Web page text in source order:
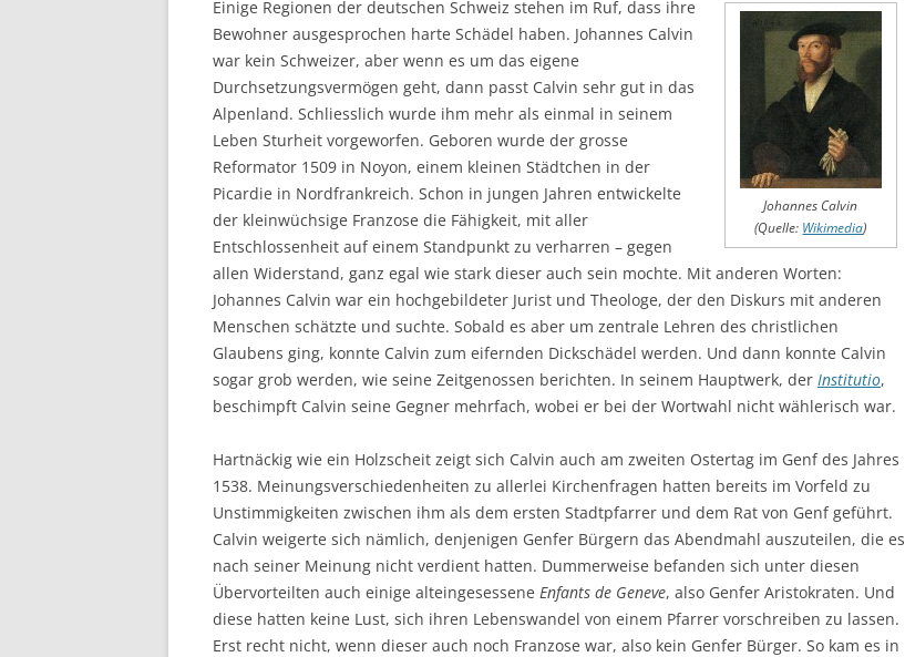
Johannes Calvin
(Quelle: Wikimedia)
Einige Regionen der deutschen Schweiz stehen im Ruf, dass ihre
Bewohner ausgesprochen harte Schädel haben. Johannes Calvin
war kein Schweizer, aber wenn es um das eigene
Durchsetzungsvermögen geht, dann passt Calvin sehr gut in das
Alpenland. Schliesslich wurde ihm mehr als einmal in seinem
Leben Sturheit vorgeworfen. Geboren wurde der grosse
Reformator 1509 in Noyon, einem kleinen Städtchen in der
Picardie in Nordfrankreich. Schon in jungen Jahren entwickelte
der kleinwüchsige Franzose die Fähigkeit, mit aller
Entschlossenheit auf einem Standpunkt zu verharren – gegen
allen Widerstand, ganz egal wie stark dieser auch sein mochte. Mit anderen Worten:
Johannes Calvin war ein hochgebildeter Jurist und Theologe, der den Diskurs mit anderen
Menschen schätzte und suchte. Sobald es aber um zentrale Lehren des christlichen
Glaubens ging, konnte Calvin zum eifernden Dickschädel werden. Und dann konnte Calvin
sogar grob werden, wie seine Zeitgenossen berichten. In seinem Hauptwerk, der Institutio,
beschimpft Calvin seine Gegner mehrfach, wobei er bei der Wortwahl nicht wählerisch war.
Hartnäckig wie ein Holzscheit zeigt sich Calvin auch am zweiten Ostertag im Genf des Jahres
1538. Meinungsverschiedenheiten zu allerlei Kirchenfragen hatten bereits im Vorfeld zu
Unstimmigkeiten zwischen ihm als dem ersten Stadtpfarrer und dem Rat von Genf geführt.
Calvin weigerte sich nämlich, denjenigen Genfer Bürgern das Abendmahl auszuteilen, die es
nach seiner Meinung nicht verdient hatten. Dummerweise befanden sich unter diesen
Übervorteilten auch einige alteingesessene Enfants de Geneve, also Genfer Aristokraten. Und
diese hatten keine Lust, sich ihren Lebenswandel von einem Pfarrer vorschreiben zu lassen.
Erst recht nicht, wenn dieser auch noch Franzose war, also kein Genfer Bürger. So kam es in